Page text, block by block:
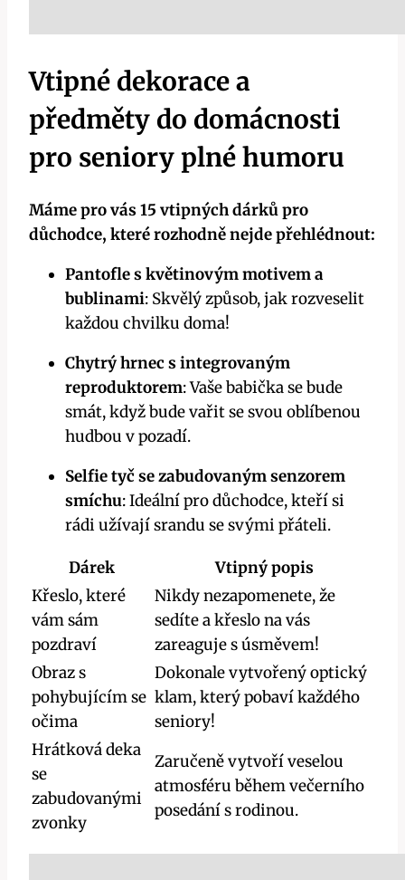
Vtipné dekorace a
předměty do domácnosti
pro seniory plné humoru
Máme pro vás 15 vtipných dárků pro
důchodce, které rozhodně nejde přehlédnout:
Pantofle s květinovým motivem a
bublinami: Skvělý způsob, jak rozveselit
každou chvilku doma!
Chytrý hrnec s integrovaným
reproduktorem: Vaše babička se bude
smát, když bude vařit se svou oblíbenou
hudbou v pozadí.
Selfie tyč se zabudovaným senzorem
smíchu: Ideální pro důchodce, kteří si
rádi užívají srandu se svými přáteli.
Dárek
Vtipný popis
Křeslo, které
vám sám
pozdraví
Nikdy nezapomenete, že
sedíte a křeslo na vás
zareaguje s úsměvem!
Obraz s
pohybujícím se
očima
Dokonale vytvořený optický
klam, který pobaví každého
seniory!
Hrátková deka
se
zabudovanými
zvonky
Zaručeně vytvoří veselou
atmosféru během večerního
posedání s rodinou.